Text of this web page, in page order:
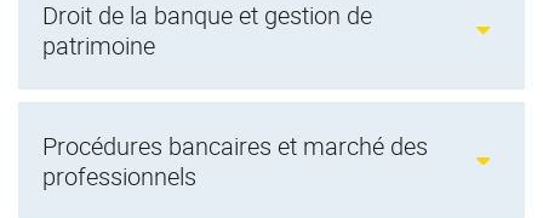
Droit de la banque et gestion de
patrimoine
Procédures bancaires et marché des
professionnels